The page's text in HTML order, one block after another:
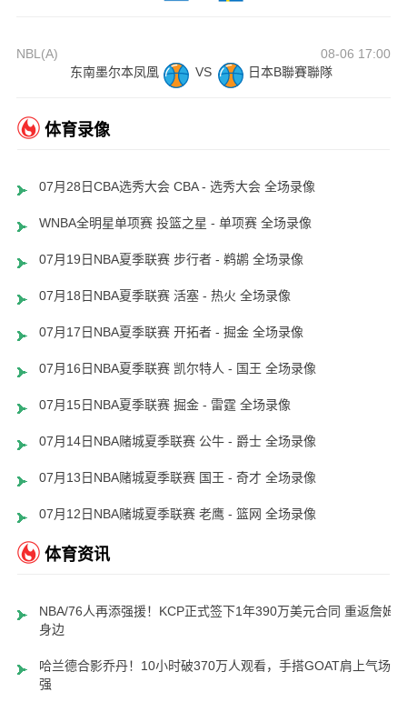
NBL(A)
08-06 17:00
东南墨尔本凤凰
VS 日本B聯賽聯隊
体育录像
07月28日CBA选秀大会 CBA - 选秀大会 全场录像
WNBA全明星单项赛 投篮之星 - 单项赛 全场录像
07月19日NBA夏季联赛 步行者 - 鹈鹕 全场录像
07月18日NBA夏季联赛 活塞 - 热火 全场录像
07月17日NBA夏季联赛 开拓者 - 掘金 全场录像
07月16日NBA夏季联赛 凯尔特人 - 国王 全场录像
07月15日NBA夏季联赛 掘金 - 雷霆 全场录像
07月14日NBA赌城夏季联赛 公牛 - 爵士 全场录像
07月13日NBA赌城夏季联赛 国王 - 奇才 全场录像
07月12日NBA赌城夏季联赛 老鹰 - 篮网 全场录像
体育资讯
NBA/76人再添强援！KCP正式签下1年390万美元合同 重返詹姆斯
身边
哈兰德合影乔丹！10小时破370万人观看，手搭GOAT肩上气场超
强